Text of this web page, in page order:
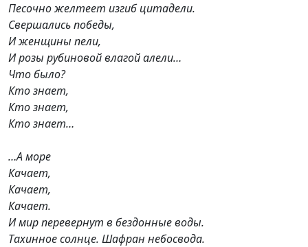
Песочно желтеет изгиб цитадели.
Свершались победы,
И женщины пели,
И розы рубиновой влагой алели…
Что было?
Кто знает,
Кто знает,
Кто знает…
…А море
Качает,
Качает,
Качает.
И мир перевернут в бездонные воды.
Тахинное солнце. Шафран небосвода.